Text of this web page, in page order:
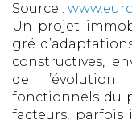
Source :
Un projet
gré
constructives,
de
fonctionnels du
facteurs,